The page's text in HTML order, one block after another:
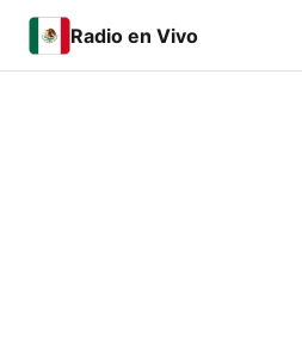
Radio en Vivo